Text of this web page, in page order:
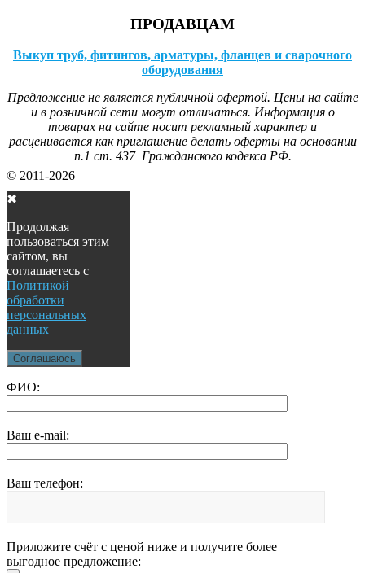
ПРОДАВЦАМ
Выкуп труб, фитингов, арматуры, фланцев и сварочного
оборудования
Предложение не является публичной офертой. Цены на сайте
и в розничной сети могут отличаться. Информация о
товарах на сайте носит рекламный характер и
расценивается как приглашение делать оферты на основании
п.1 ст. 437 Гражданского кодекса РФ.
© 2011-2026
✖
Продолжая
пользоваться этим
сайтом, вы
соглашаетесь с
Политикой
обработки
персональных
данных
Соглашаюсь
ФИО:
Ваш e-mail:
Ваш телефон:
Приложите счёт с ценой ниже и получите более
выгодное предложение: